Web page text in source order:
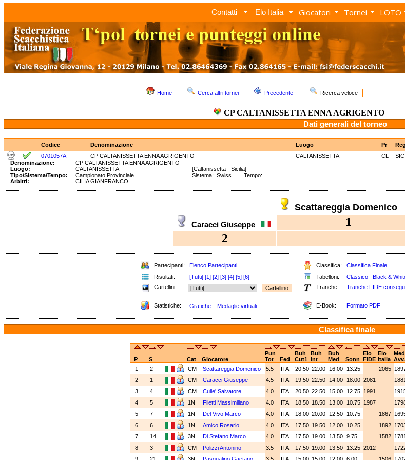
Contatti Elo Italia Giocatori Tornei LOTO
Home Cerca altri tornei Precedente Ricerca veloce
CP CALTANISSETTA ENNA AGRIGENTO
Dati generali del torneo
Codice Denominazione Luogo Pr Reg
0701057A
CP CALTANISSETTA ENNA AGRIGENTO CALTANISSETTA CL SIC
Denominazione:
CP CALTANISSETTA ENNA AGRIGENTO
Luogo:
CALTANISSETTA
[Caltanissetta - Sicilia]
Tipo/Sistema/Tempo:
Campionato Provinciale
Sistema: Swiss Tempo:
Arbitri:
CILIA GIANFRANCO
Scattareggia Domenico
Caracci Giuseppe 1
2
Partecipanti: Elenco Partecipanti Classifica: Classifica Finale
Risultati:
[Tutti] [1] [2] [3] [4] [5] [6] Tabelloni: Classico Black &
Cartellini:
Tranche: Tranche FIDE
Statistiche: Grafiche Medaglie virtuali E-Book: Formato PDF
Classifica finale
Pun Buh Buh Buh Elo Elo
P
S Cat Giocatore Tot Fed Cut1 Int Med Sonn FIDE Italia Avv.
1
2 CM Scattareggia Domenico 5.5 ITA 20.50 22.00 16.00 13.25 2065
2
1 CM Caracci Giuseppe 4.5 ITA 19.50 22.50 14.00 18.00 2081
3
4 CM Culle' Salvatore 4.0 ITA 20.50 22.50 15.00 12.75 1991
4
5 1N Filetti Massimiliano 4.0 ITA 18.50 18.50 13.00 10.75 1987
5
7 1N Del Vivo Marco 4.0 ITA 18.00 20.00 12.50 10.75 1867
6
6 1N Amico Rosario 4.0 ITA 17.50 19.50 12.00 10.25 1892
7
14 3N Di Stefano Marco 4.0 ITA 17.50 19.00 13.50 9.75 1582
8
3 CM Polizzi Antonino 3.5 ITA 17.50 19.00 13.50 13.25 2012